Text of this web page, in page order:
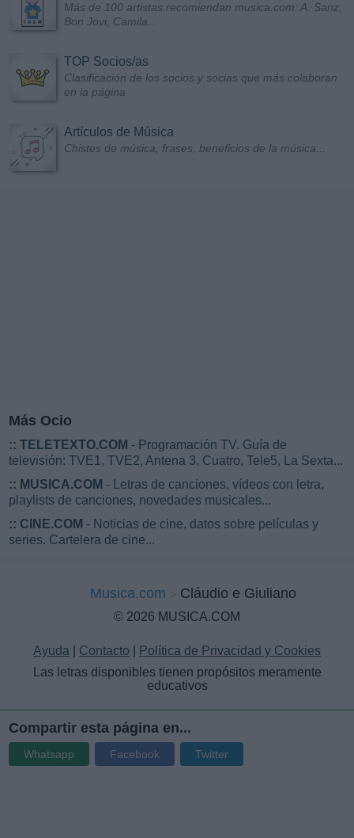
Más de 100 artistas recomiendan musica.com: A. Sanz,
Bon Jovi, Camila...
TOP Socios/as
Clasificación de los socios y socias que más colaboran
en la página
Artículos de Música
Chistes de música, frases, beneficios de la música...
Más Ocio
:: TELETEXTO.COM - Programación TV. Guía de
televisión: TVE1, TVE2, Antena 3, Cuatro, Tele5, La Sexta...
:: MUSICA.COM - Letras de canciones, vídeos con letra,
playlists de canciones, novedades musicales...
:: CINE.COM - Noticias de cine, datos sobre películas y
series. Cartelera de cine...
Musica.com Cláudio e Giuliano
© 2026 MUSICA.COM
Ayuda Contacto
Política de Privacidad y Cookies
Las letras disponibles tienen propósitos meramente
educativos
Compartir esta página en...
Whatsapp Facebook Twitter